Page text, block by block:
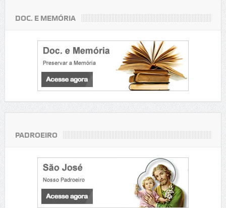
DOC. E MEMÓRIA
PADROEIRO